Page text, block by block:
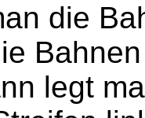
die
legt